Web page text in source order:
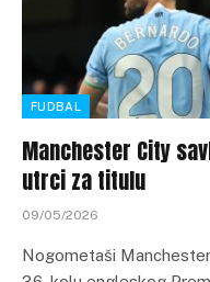
FUDBAL
Manchester City
utrci za titulu
09/05/2026
Nogometaši